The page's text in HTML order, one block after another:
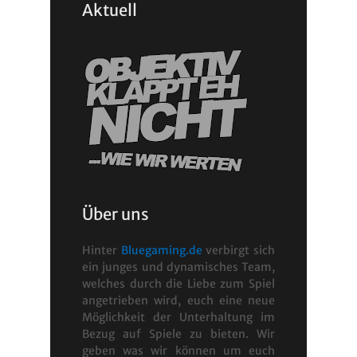
Aktuell
Über uns
Hinter Bluegaming.de verbirgt sich
ein junges und dynamisches Team,
welches durch die Liebe zum Spiel
angetrieben wird, euch eine neue
Möglichkeit der Unterhaltung im
Bezug auf Spiele zu bieten. Wir
geben was wir können um euch